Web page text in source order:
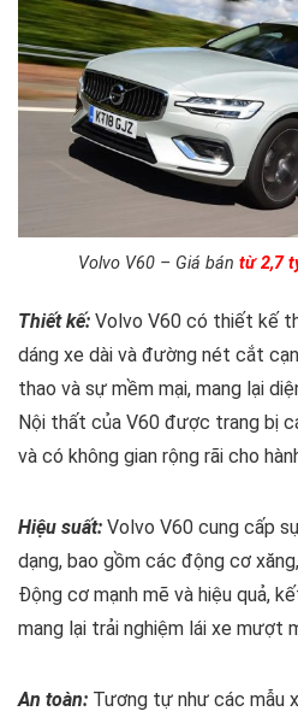
Volvo V60 – Giá bán từ 2,7
Thiết kế: Volvo V60 có thiết kế
dáng xe dài và đường nét cắt
thao và sự mềm mại, mang lại
Nội thất của V60 được trang bị
và có không gian rộng rãi cho
Hiệu suất: Volvo V60 cung cấp
dạng, bao gồm các động cơ
Động cơ mạnh mẽ và hiệu quả,
mang lại trải nghiệm lái xe mượt
An toàn: Tương tự như các mẫu